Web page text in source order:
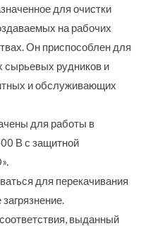
для очистки
на рабочих
Он приспособлен для
сырьевых рудников и
и обслуживающих
для работы в
В с защитной
для перекачивания
выданный